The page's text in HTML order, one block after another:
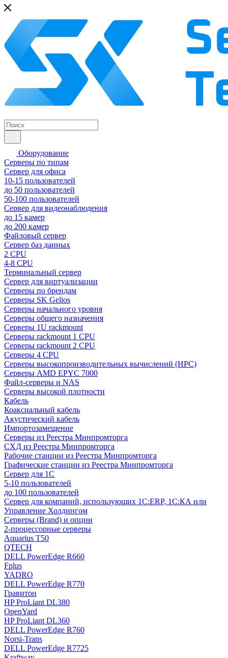
Оборудование
Серверы по типам
Сервер для офиса
10-15 пользователей
до 50 пользователей
50-100 пользователей
Сервер для видеонаблюдения
до 15 камер
до 200 камер
Файловый сервер
Сервер баз данных
2 CPU
4-8 CPU
Терминальный сервер
Сервер для виртуализации
Серверы по брендам
Серверы SK Gelios
Серверы начального уровня
Серверы общего назначения
Серверы 1U rackmount
Серверы rackmount 1 CPU
Серверы rackmount 2 CPU
Серверы 4 CPU
Серверы высокопроизводительных вычислений (HPC)
Серверы AMD EPYC 7000
Файл-серверы и NAS
Серверы высокой плотности
Кабель
Коаксиальный кабель
Акустический кабель
Импортозамещение
Серверы из Реестра Минпромторга
СХД из Реестра Минпромторга
Рабочие станции из Реестра Минпромторга
Графические станции из Реестра Минпромторга
Сервер для 1С
5-10 пользователей
до 100 пользователей
Сервер для компаний, использующих 1C:ERP, 1С:КА или
Управление Холдингом
Серверы (Brand) и опции
2-процессорные серверы
Aquarius T50
QTECH
DELL PowerEdge R660
Fplus
YADRO
DELL PowerEdge R770
Гравитон
HP ProLiant DL380
OpenYard
HP ProLiant DL360
DELL PowerEdge R760
Norsi-Trans
DELL PowerEdge R7725